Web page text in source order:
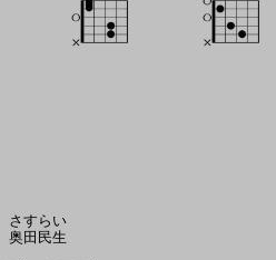
さすらい
奥田民生